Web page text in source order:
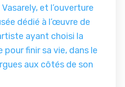
et l’ouverture
dédié à l’œuvre de
ayant choisi la
pour finir sa vie, dans le
aux côtés de son